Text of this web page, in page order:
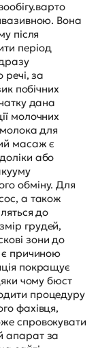
Вона
після
період
речі, за
побічних
дана
молочних
молока для
масаж є
або
обміну. Для
а також
до
грудей,
зони до
є причиною
покращує
чому бюст
процедуру
фахівця,
спровокувати
апарат за